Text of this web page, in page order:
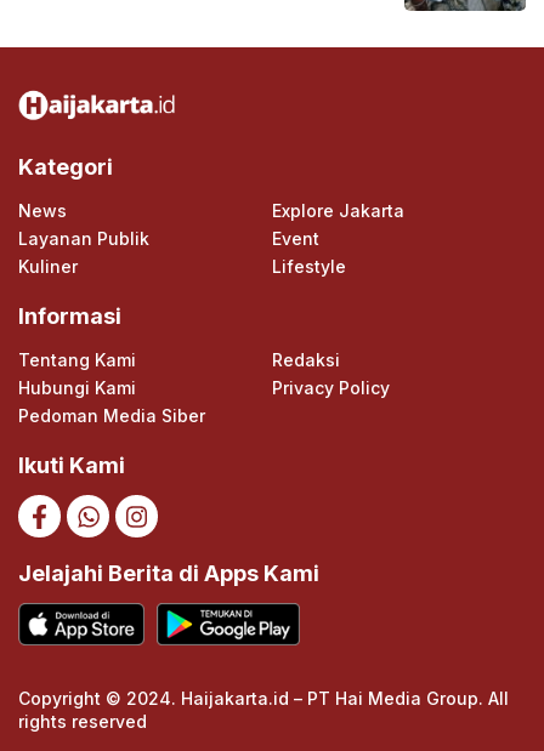
Kategori
News
Explore Jakarta
Layanan Publik
Event
Kuliner
Lifestyle
Informasi
Tentang Kami
Redaksi
Hubungi Kami
Privacy Policy
Pedoman Media Siber
Ikuti Kami
Jelajahi Berita di Apps Kami
Copyright © 2024. Haijakarta.id – PT Hai Media Group. All
rights reserved